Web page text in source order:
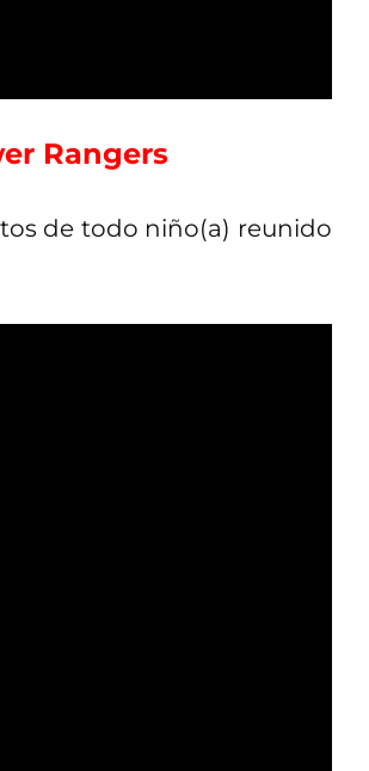
Rangers
de todo niño(a) reunido